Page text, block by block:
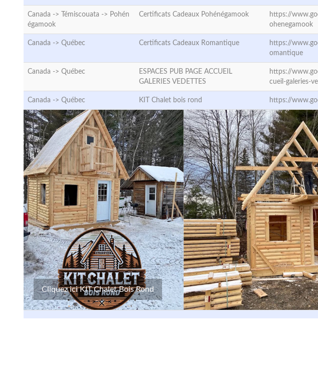
Canada -> Témiscouata -> Pohén
égamook
Certificats Cadeaux Pohénégamook
https://
ohenegamook
Canada -> Québec Certificats Cadeaux Romantique
https://
omantique
Canada -> Québec
ESPACES PUB PAGE ACCUEIL
GALERIES VEDETTES
https://
cueil-galeries-
Canada -> Québec KIT Chalet bois rond https://
Cliquez ici KIT Chalet Bois Rond